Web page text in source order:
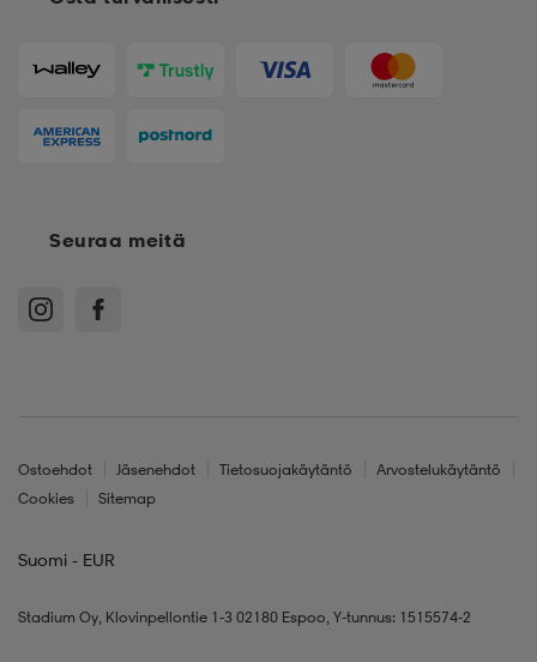
Seuraa meitä
Ostoehdot Jäsenehdot Tietosuojakäytäntö
Arvostelukäytäntö
Cookies
Sitemap
Suomi - EUR
Stadium Oy, Klovinpellontie 1-3 02180 Espoo, Y-tunnus: 1515574-2